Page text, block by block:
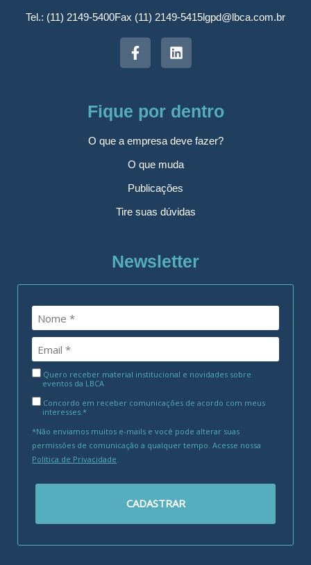
Tel.: (11) 2149-5400Fax (11) 2149-5415lgpd@lbca.com.br
Fique por dentro
O que a empresa deve fazer?
O que muda
Publicações
Tire suas dúvidas
Newsletter
Quero receber material institucional e novidades sobre
eventos da LBCA
Concordo em receber comunicações de acordo com meus
interesses.*
*Não enviamos muitos e-mails e você pode alterar suas
permissões de comunicação a qualquer tempo. Acesse nossa
Política de Privacidade
CADASTRAR